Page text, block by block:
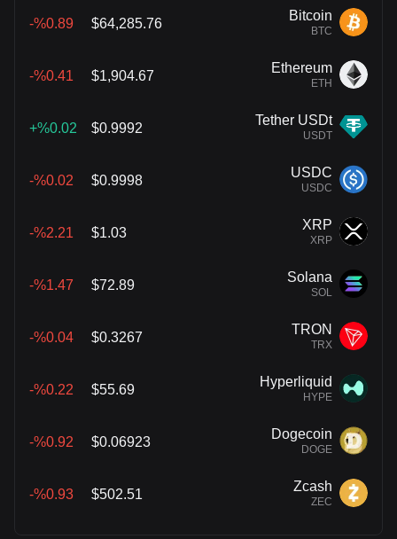
Bitcoin
BTC
$64,285.76
%0.89-
Ethereum
ETH
$1,904.67
%0.41-
Tether USDt
USDT
$0.9992
%0.02+
USDC
USDC
$0.9998
%0.02-
XRP
XRP
$1.03
%2.21-
Solana
SOL
$72.89
%1.47-
TRON
TRX
$0.3267
%0.04-
Hyperliquid
HYPE
$55.69
%0.22-
Dogecoin
DOGE
$0.06923
%0.92-
Zcash
ZEC
$502.51
%0.93-